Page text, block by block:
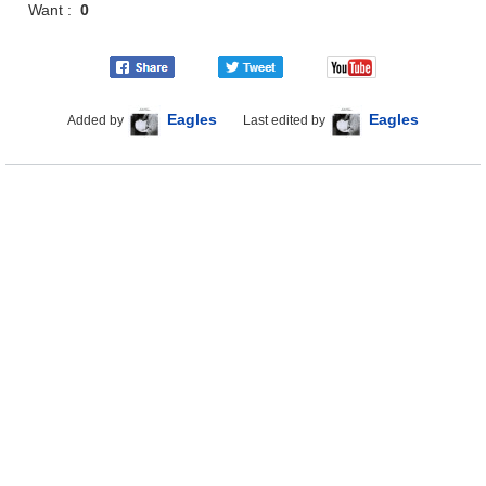
Want :0
Added by Eagles Last edited by Eagles